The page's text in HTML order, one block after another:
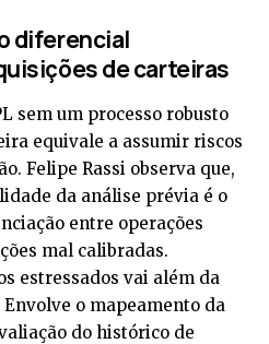
diferencial
de carteiras
sem um processo robusto
equivale a assumir riscos
Felipe Rassi observa que,
da análise prévia é o
entre operações
mal calibradas.
estressados vai além da
o mapeamento da
do histórico de